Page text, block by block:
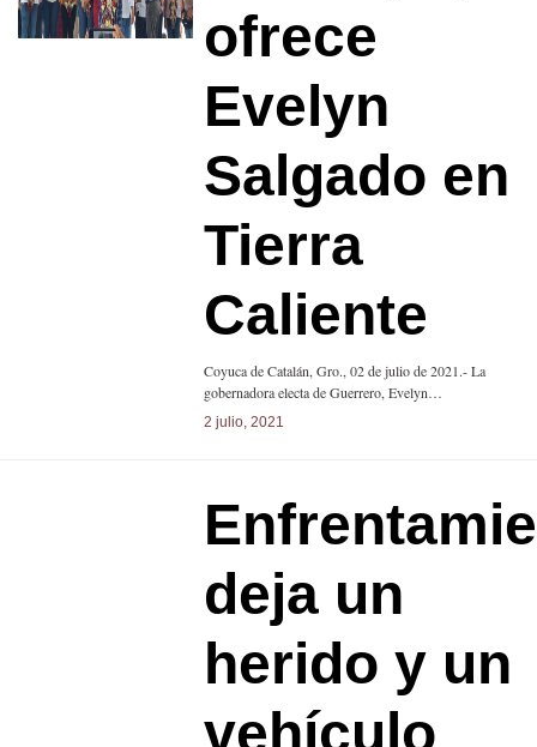
ofrece
Evelyn
Salgado en
Tierra
Caliente
Coyuca de Catalán, Gro., 02 de julio de 2021.- La
gobernadora electa de Guerrero, Evelyn…
2 julio, 2021
deja un
herido y un
vehículo